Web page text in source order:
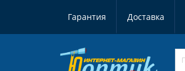
Гарантия Доставка